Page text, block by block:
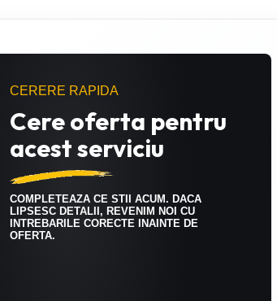
CERERE RAPIDA
Cere oferta pentru
acest serviciu
COMPLETEAZA CE STII ACUM. DACA
LIPSESC DETALII, REVENIM NOI CU
INTREBARILE CORECTE INAINTE DE
OFERTA.